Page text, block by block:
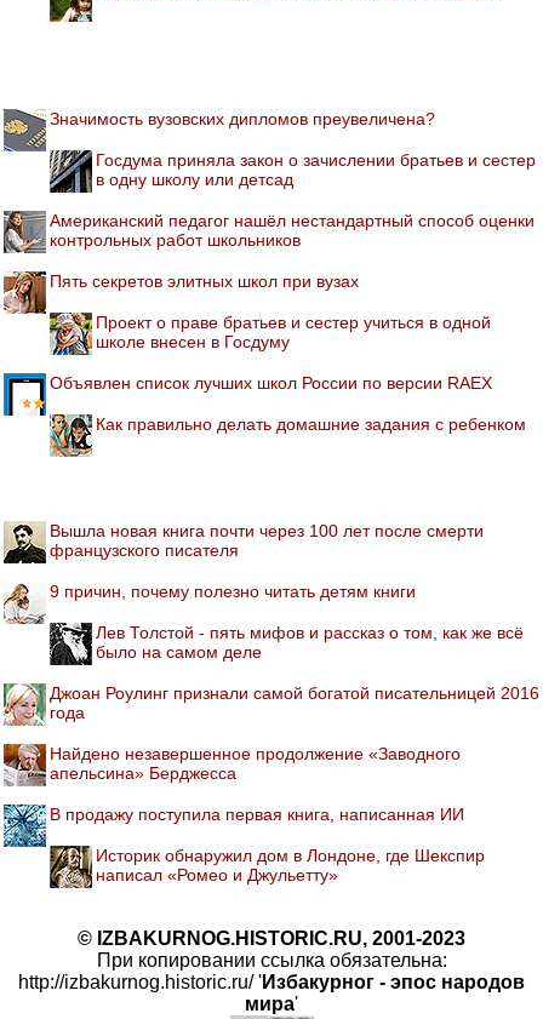
Значимость вузовских дипломов преувеличена?
Госдума приняла закон о зачислении братьев и сестер
в одну школу или детсад
Американский педагог нашёл нестандартный способ оценки
контрольных работ школьников
Пять секретов элитных школ при вузах
Проект о праве братьев и сестер учиться в одной
школе внесен в Госдуму
Объявлен список лучших школ России по версии RAEX
Как правильно делать домашние задания с ребенком
Вышла новая книга почти через 100 лет после смерти
французского писателя
9 причин, почему полезно читать детям книги
Лев Толстой - пять мифов и рассказ о том, как же всё
было на самом деле
Джоан Роулинг признали самой богатой писательницей 2016
года
Найдено незавершенное продолжение «Заводного
апельсина» Берджесса
В продажу поступила первая книга, написанная ИИ
Историк обнаружил дом в Лондоне, где Шекспир
написал «Ромео и Джульетту»
© IZBAKURNOG.HISTORIC.RU, 2001-2023
При копировании ссылка обязательна:
http://izbakurnog.historic.ru/ 'Избакурног - эпос народов
мира'